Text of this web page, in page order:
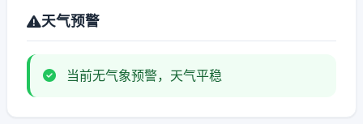
天气预警
当前无气象预警，天气平稳